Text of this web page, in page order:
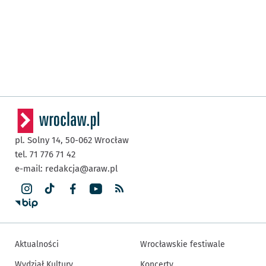
pl. Solny 14, 50-062 Wrocław
tel. 71 776 71 42
e-mail: redakcja@araw.pl
Aktualności
Wrocławskie festiwale